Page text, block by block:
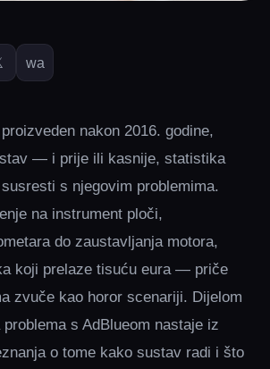
wa
nakon 2016. godine,
— i prije ili kasnije, statistika
s njegovim problemima.
na instrument ploči,
do zaustavljanja motora,
koji prelaze tisuću eura — priče
zvuče kao horor scenariji. Dijelom
s AdBlueom nastaje iz
o tome kako sustav radi i što